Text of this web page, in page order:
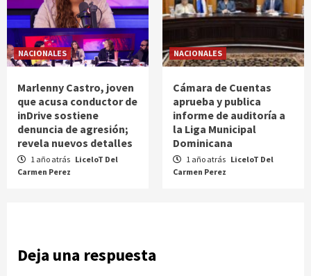
NACIONALES
Marlenny Castro, joven
que acusa conductor de
inDrive sostiene
denuncia de agresión;
revela nuevos detalles
1 año atrás LiceloT Del
Carmen Perez
NACIONALES
Cámara de Cuentas
aprueba y publica
informe de auditoría a
la Liga Municipal
Dominicana
1 año atrás LiceloT Del
Carmen Perez
Deja una respuesta